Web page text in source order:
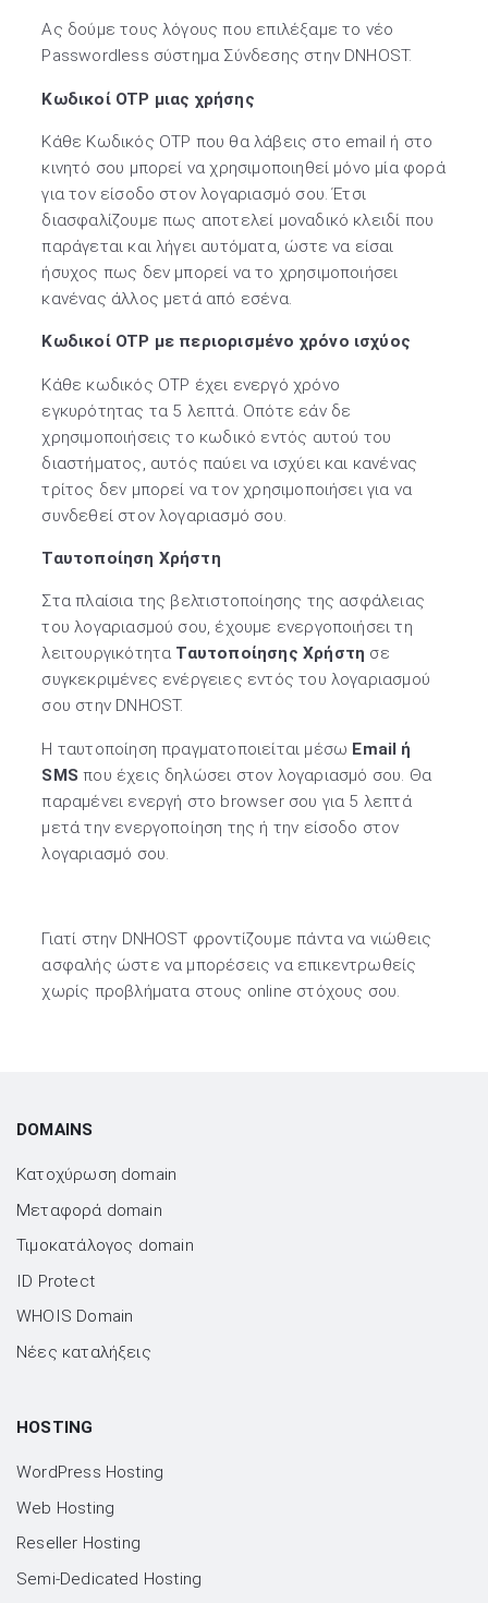
Ας δούμε τους λόγους που επιλέξαμε το νέο
Passwordless σύστημα Σύνδεσης στην DNHOST.
Kωδικοί OTP μιας χρήσης
Κάθε Κωδικός ΟTP που θα λάβεις στο email ή στο
κινητό σου μπορεί να χρησιμοποιηθεί μόνο μία φορά
για τον είσοδο στον λογαριασμό σου. Έτσι
διασφαλίζουμε πως αποτελεί μοναδικό κλειδί που
παράγεται και λήγει αυτόματα, ώστε να είσαι
ήσυχος πως δεν μπορεί να το χρησιμοποιήσει
κανένας άλλος μετά από εσένα.
Κωδικοί OTP με περιορισμένο χρόνο ισχύος
Κάθε κωδικός OTP έχει ενεργό χρόνο
εγκυρότητας τα 5 λεπτά. Οπότε εάν δε
χρησιμοποιήσεις το κωδικό εντός αυτού του
διαστήματος, αυτός παύει να ισχύει και κανένας
τρίτος δεν μπορεί να τον χρησιμοποιήσει για να
συνδεθεί στον λογαριασμό σου.
Ταυτοποίηση Χρήστη
Στα πλαίσια της βελτιστοποίησης της ασφάλειας
του λογαριασμού σου, έχουμε ενεργοποιήσει τη
λειτουργικότητα Ταυτοποίησης Χρήστη σε
συγκεκριμένες ενέργειες εντός του λογαριασμού
σου στην DNHOST.
Η ταυτοποίηση πραγματοποιείται μέσω Εmail ή
SMS που έχεις δηλώσει στον λογαριασμό σου. Θα
παραμένει ενεργή στο browser σου για 5 λεπτά
μετά την ενεργοποίηση της ή την είσοδο στον
λογαριασμό σου.
Γιατί στην DNHOST φροντίζουμε πάντα να νιώθεις
ασφαλής ώστε να μπορέσεις να επικεντρωθείς
χωρίς προβλήματα στους online στόχους σου.
DOMAINS
Κατοχύρωση domain
Μεταφορά domain
Τιμοκατάλογος domain
ID Protect
WHOIS Domain
Νέες καταλήξεις
HOSTING
WordPress Hosting
Web Hosting
Reseller Hosting
Semi-Dedicated Hosting